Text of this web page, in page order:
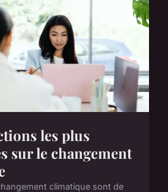
les plus
sur le changement
climatique sont de